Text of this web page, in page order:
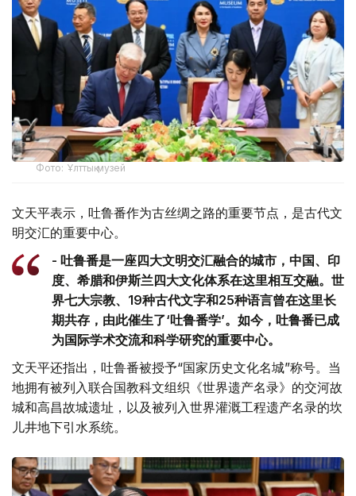
Фото: Ұлттық музей
文天平表示，吐鲁番作为古丝绸之路的重要节点，是古代文
明交汇的重要中心。
- 吐鲁番是一座四大文明交汇融合的城市，中国、印
度、希腊和伊斯兰四大文化体系在这里相互交融。世
界七大宗教、19种古代文字和25种语言曾在这里长
期共存，由此催生了‘吐鲁番学’。如今，吐鲁番已成
为国际学术交流和科学研究的重要中心。
文天平还指出，吐鲁番被授予“国家历史文化名城”称号。当
地拥有被列入联合国教科文组织《世界遗产名录》的交河故
城和高昌故城遗址，以及被列入世界灌溉工程遗产名录的坎
儿井地下引水系统。